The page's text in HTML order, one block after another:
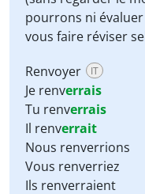
pourrons ni
vous faire réviser
Renvoyer IT
Je renverrais
Tu renverrais
Il renverrait
Nous renverrions
Vous renverriez
Ils renverraient